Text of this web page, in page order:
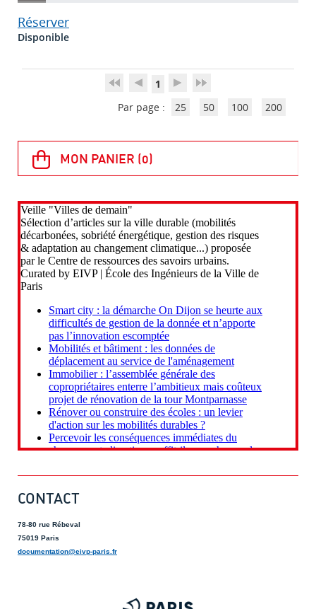
Réserver
Disponible
1
Par page :
25 50 100 200
CONTACT
78-80 rue Rébeval
75019 Paris
documentation@eivp-paris.fr